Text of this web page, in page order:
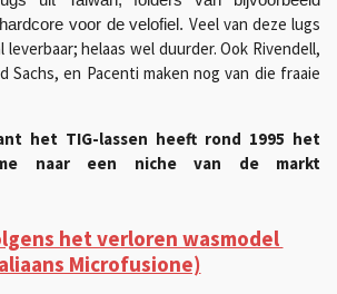
voor de velofiel.Veel van deze lugs
helaas wel duurder. Ook Rivendell,
Sachs, en Pacenti maken nog van die fraaie
het TIG-lassen heeft rond 1995 het
naar een niche van de markt
het verloren wasmodel
Microfusione)